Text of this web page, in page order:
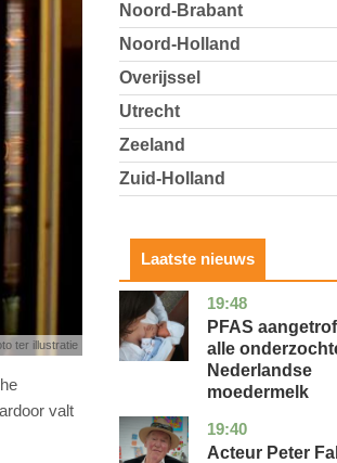
ter illustratie
valt
Noord-Brabant
Noord-Holland
Overijssel
Utrecht
Zeeland
Zuid-Holland
Laatste nieuws
19:48
utrecht
gezondheid
PFAS
alle
Nederlandse
moedermelk
19:40
noord-
holland
glossy
Acteur Peter